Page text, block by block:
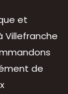
et
Villefranche
de